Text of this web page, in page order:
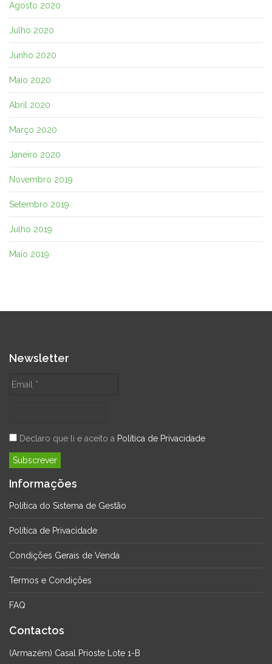
Agosto 2020
Julho 2020
Junho 2020
Maio 2020
Abril 2020
Março 2020
Janeiro 2020
Novembro 2019
Setembro 2019
Julho 2019
Maio 2019
Newsletter
Declaro que li e aceito a Política de Privacidade
Informações
Política do Sistema de Gestão
Política de Privacidade
Condições Gerais de Venda
Termos e Condições
FAQ
Contactos
(Armazém) Casal Prioste Lote 1-B